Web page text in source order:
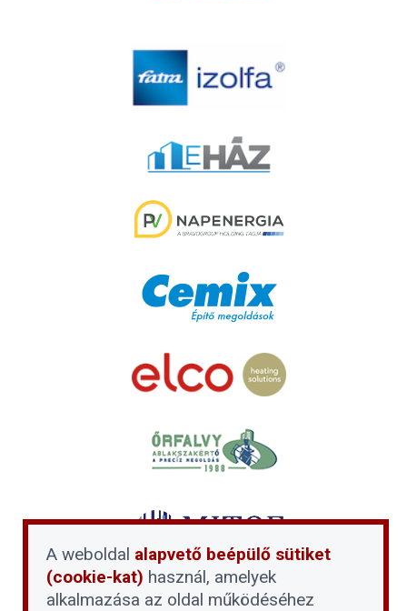
A weboldal alapvető beépülő sütiket
(cookie-kat) használ, amelyek
alkalmazása az oldal működéséhez